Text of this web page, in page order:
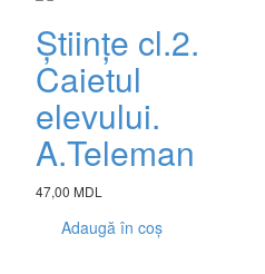
Științe cl.2.
Caietul
elevului.
A.Teleman
47,00 MDL
Adaugă în coș